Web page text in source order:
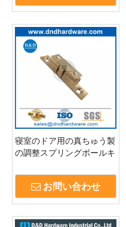
寝室のドア用の真ちゅう製
の調整スプリングボールキ
お問い合わせ